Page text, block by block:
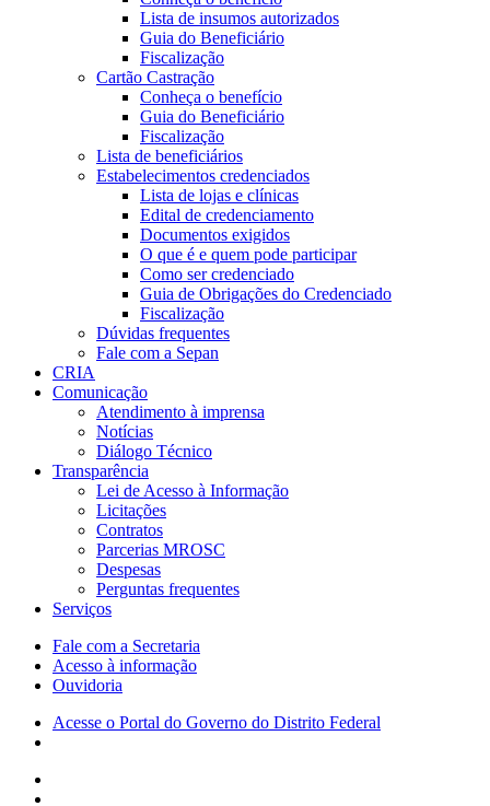
Lista de insumos autorizados
Guia do Beneficiário
Fiscalização
Cartão Castração
Conheça o benefício
Guia do Beneficiário
Fiscalização
Lista de beneficiários
Estabelecimentos credenciados
Lista de lojas e clínicas
Edital de credenciamento
Documentos exigidos
O que é e quem pode participar
Como ser credenciado
Guia de Obrigações do Credenciado
Fiscalização
Dúvidas frequentes
Fale com a Sepan
CRIA
Comunicação
Atendimento à imprensa
Notícias
Diálogo Técnico
Transparência
Lei de Acesso à Informação
Licitações
Contratos
Parcerias MROSC
Despesas
Perguntas frequentes
Serviços
Fale com a Secretaria
Acesso à informação
Ouvidoria
Acesse o Portal do Governo do Distrito Federal